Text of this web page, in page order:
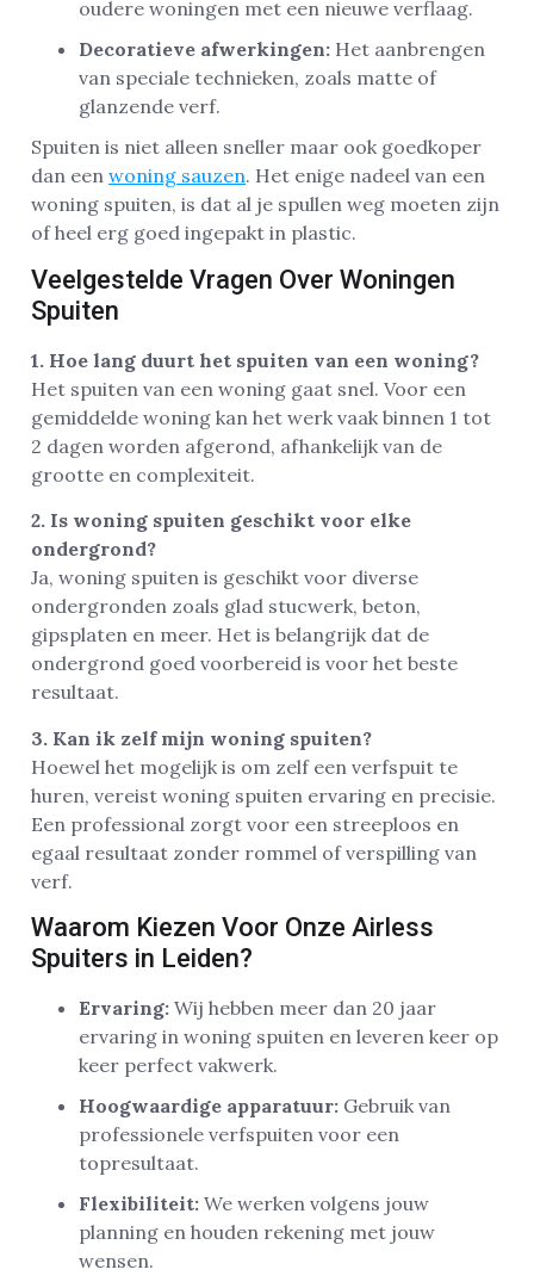
oudere woningen met een nieuwe verflaag.
Decoratieve afwerkingen: Het aanbrengen
van speciale technieken, zoals matte of
glanzende verf.
Spuiten is niet alleen sneller maar ook goedkoper
dan een woning sauzen. Het enige nadeel van een
woning spuiten, is dat al je spullen weg moeten zijn
of heel erg goed ingepakt in plastic.
Veelgestelde Vragen Over Woningen
Spuiten
1. Hoe lang duurt het spuiten van een woning?
Het spuiten van een woning gaat snel. Voor een
gemiddelde woning kan het werk vaak binnen 1 tot
2 dagen worden afgerond, afhankelijk van de
grootte en complexiteit.
2. Is woning spuiten geschikt voor elke
ondergrond?
Ja, woning spuiten is geschikt voor diverse
ondergronden zoals glad stucwerk, beton,
gipsplaten en meer. Het is belangrijk dat de
ondergrond goed voorbereid is voor het beste
resultaat.
3. Kan ik zelf mijn woning spuiten?
Hoewel het mogelijk is om zelf een verfspuit te
huren, vereist woning spuiten ervaring en precisie.
Een professional zorgt voor een streeploos en
egaal resultaat zonder rommel of verspilling van
verf.
Waarom Kiezen Voor Onze Airless
Spuiters in Leiden?
Ervaring: Wij hebben meer dan 20 jaar
ervaring in woning spuiten en leveren keer op
keer perfect vakwerk.
Hoogwaardige apparatuur: Gebruik van
professionele verfspuiten voor een
topresultaat.
Flexibiliteit: We werken volgens jouw
planning en houden rekening met jouw
wensen.